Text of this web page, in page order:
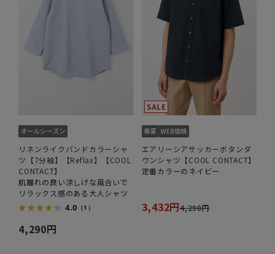
リネンライクバンドカラーシャ
ツ【7分袖】【Reflax】【COOL
CONTACT】
肌離れの良い涼しげな風合いで
リラックス感のある大人シャツ
4.0 （1）
4,290円
エアリーシアサッカーボタンダ
ウンシャツ【COOL CONTACT】
定番カラーのネイビー
3,432円4,290円